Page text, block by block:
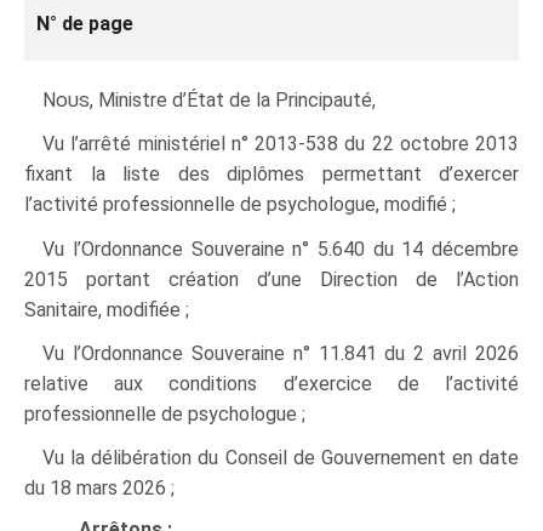
N° de page
Nous, Ministre d’État de la Principauté,
Vu l’arrêté ministériel n° 2013‑538 du 22 octobre 2013
fixant la liste des diplômes permettant d’exercer
l’activité professionnelle de psychologue, modifié ;
Vu l’Ordonnance Souveraine n° 5.640 du 14 décembre
2015 portant création d’une Direction de l’Action
Sanitaire, modifiée ;
Vu l’Ordonnance Souveraine n° 11.841 du 2 avril 2026
relative aux conditions d’exercice de l’activité
professionnelle de psychologue ;
Vu la délibération du Conseil de Gouvernement en date
du 18 mars 2026 ;